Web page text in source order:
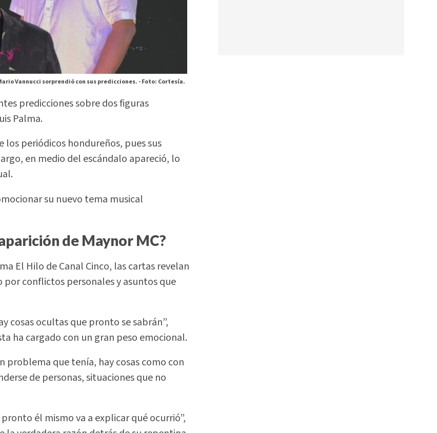
Vannucci sorprendió con sus predicciones. -Foto: Cortesía.
predicciones sobre dos figuras
Palma.
los periódicos hondureños, pues sus
en medio del escándalo apareció, lo
su nuevo tema musical
de Maynor MC?
El Hilo de Canal Cinco, las cartas revelan
conflictos personales y asuntos que
cosas ocultas que pronto se sabrán”,
ha cargado con un gran peso emocional.
problema que tenía, hay cosas como con
de personas, situaciones que no
él mismo va a explicar qué ocurrió”,